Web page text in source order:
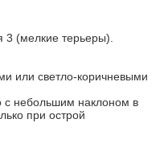
3 (мелкие терьеры).
или светло-коричневыми
с небольшим наклоном в
при острой